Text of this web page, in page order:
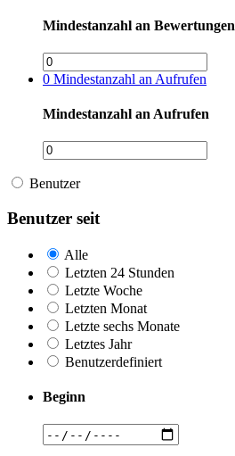
Mindestanzahl an Bewertungen
0 Mindestanzahl an Aufrufen
Mindestanzahl an Aufrufen
Benutzer
Benutzer seit
Alle
Letzten 24 Stunden
Letzte Woche
Letzten Monat
Letzte sechs Monate
Letztes Jahr
Benutzerdefiniert
Beginn